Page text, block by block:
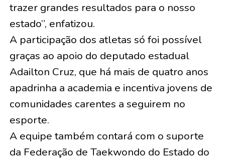
trazer grandes resultados para o nosso
estado”, enfatizou.
A participação dos atletas só foi possível
graças ao apoio do deputado estadual
Adailton Cruz, que há mais de quatro anos
apadrinha a academia e incentiva jovens de
comunidades carentes a seguirem no
esporte.
A equipe também contará com o suporte
da Federação de Taekwondo do Estado do